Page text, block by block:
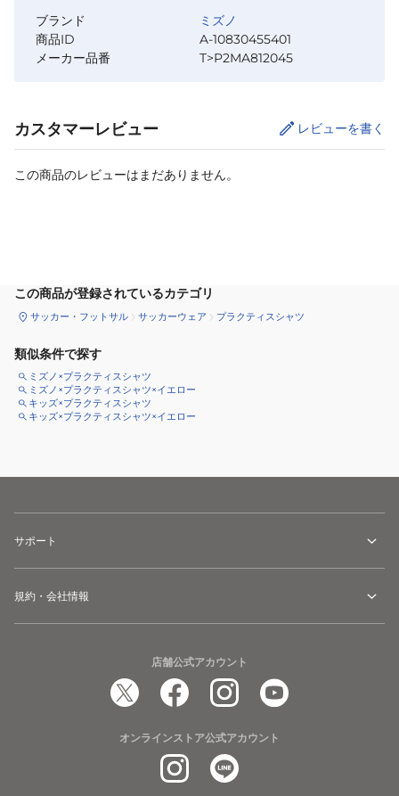
ブランド
ミズノ
商品ID
A-10830455401
メーカー品番
T>P2MA812045
カスタマーレビュー レビューを書く
この商品のレビューはまだありません。
この商品が登録されているカテゴリ
サッカー・フットサル サッカーウェア プラクティスシャツ
類似条件で探す
ミズノ×プラクティスシャツ
ミズノ×プラクティスシャツ×イエロー
キッズ×プラクティスシャツ
キッズ×プラクティスシャツ×イエロー
サポート
規約・会社情報
店舗公式アカウント
オンラインストア公式アカウント